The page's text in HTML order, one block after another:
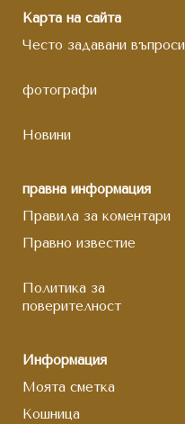
Карта на сайта
Често задавани въпроси
фотографи
Новини
правна информация
Правила за коментари
Правно известие
Политика за
поверителност
Информация
Моята сметка
Кошница